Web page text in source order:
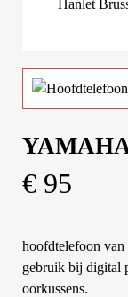
€ 95
hoofdtelefoon
gebruik bij digital
oorkussens.